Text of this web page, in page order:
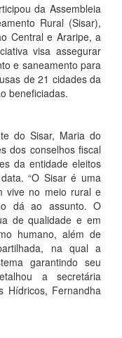
da Assembleia
Rural (Sisar),
Central e Araripe, a
visa assegurar
e saneamento para
de 21 cidades da
beneficiadas.
do Sisar, Maria do
dos conselhos fiscal
da entidade eleitos
“O Sisar é uma
vive no meio rural e
dá ao assunto. O
de qualidade e em
humano, além de
na qual a
garantindo seu
a secretária
Hídricos, Fernandha